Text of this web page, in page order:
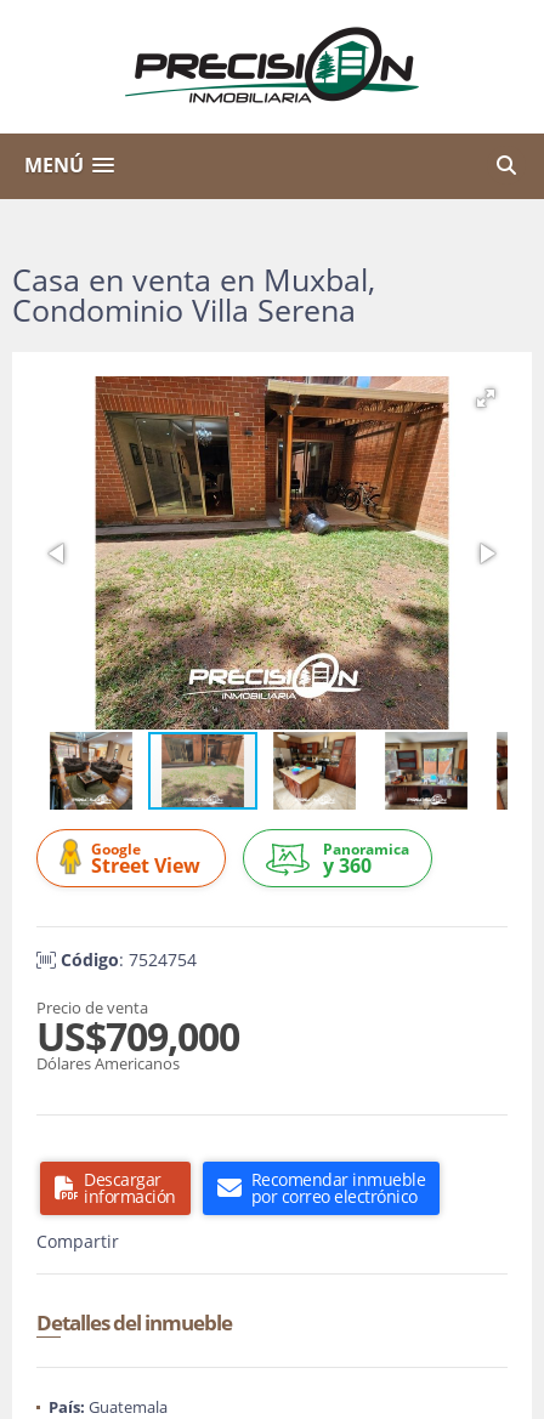
MENÚ
Casa en venta en Muxbal,
Condominio Villa Serena
Google
Street View
Panoramica
y 360
Código: 7524754
Precio de venta
US$709,000
Dólares Americanos
Descargar
información
Recomendar inmueble
por correo electrónico
Compartir
Detalles del inmueble
País: Guatemala